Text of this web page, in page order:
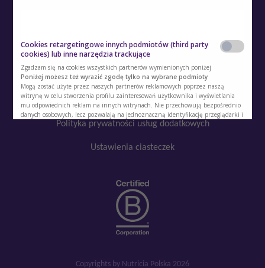
Regulamin
Polityka cookies
Regulamin kont i usług dodatkowych
Polityka prywatności usług dodatkowych
Ustawienia ciasteczek
Copyrights by Nutricia Polska 2026
Cookies retargetingowe innych podmiotów (third party
cookies) lub inne narzędzia trackujące
Zgadzam się na cookies wszystkich partnerów wymienionych poniżej
Poniżej możesz też wyrazić zgodę tylko na wybrane podmioty
Mogą zostać użyte przez naszych partnerów reklamowych poprzez naszą
witrynę w celu stworzenia profilu zainteresowań użytkownika i wyświetlania
mu odpowiednich reklam na innych witrynach. Nie przechowują bezpośrednio
danych osobowych, lecz pozwalają na jednoznaczną identyfikację przeglądarki i
urządzenia internetowego użytkownika. Podmioty te będą samodzielnie
przez te podmioty, ponieważ sami również chcemy korzystać z ich usług i
kierować reklamy naszym Użytkownikom.
Facebook